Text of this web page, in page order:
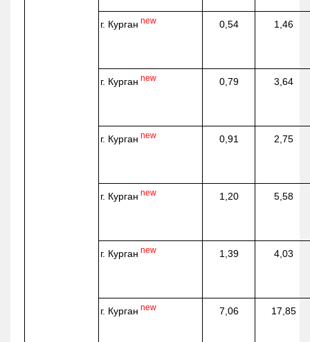
г. Курган new 0,54 1,46
г. Курган new 0,79 3,64
г. Курган new 0,91 2,75
г. Курган new 1,20 5,58
г. Курган new 1,39 4,03
г. Курган new 7,06 17,85